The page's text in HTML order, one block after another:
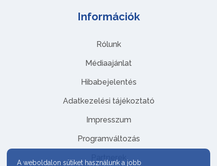
Információk
Rólunk
Médiaajánlat
Hibabejelentés
Adatkezelési tájékoztató
Impresszum
Programváltozás
Partnerek
A weboldalon sütiket használunk a jobb